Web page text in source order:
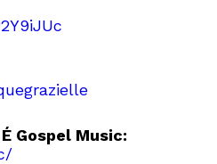
Gospel Music: